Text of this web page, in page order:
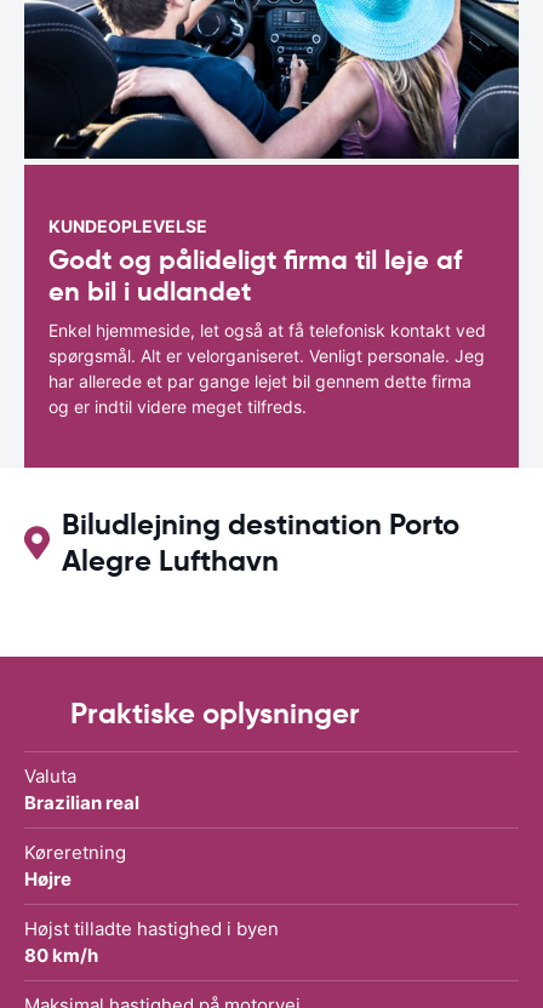
KUNDEOPLEVELSE
Godt og pålideligt firma til leje af
en bil i udlandet
Enkel hjemmeside, let også at få telefonisk kontakt ved
spørgsmål. Alt er velorganiseret. Venligt personale. Jeg
har allerede et par gange lejet bil gennem dette firma
og er indtil videre meget tilfreds.
Biludlejning destination Porto
Alegre Lufthavn
Praktiske oplysninger
Valuta
Brazilian real
Køreretning
Højre
Højst tilladte hastighed i byen
80 km/h